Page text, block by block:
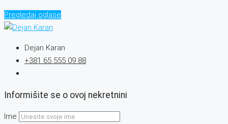
Pregledaj oglase
Dejan Karan
+381 65 555 09 88
Informišite se o ovoj nekretnini
Ime